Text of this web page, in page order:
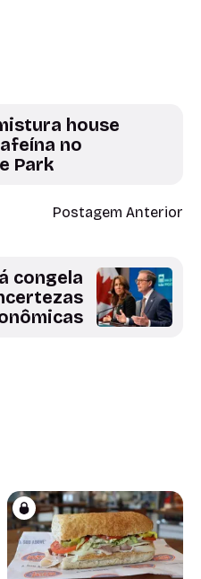
house
no
Park
Postagem Anterior
congela